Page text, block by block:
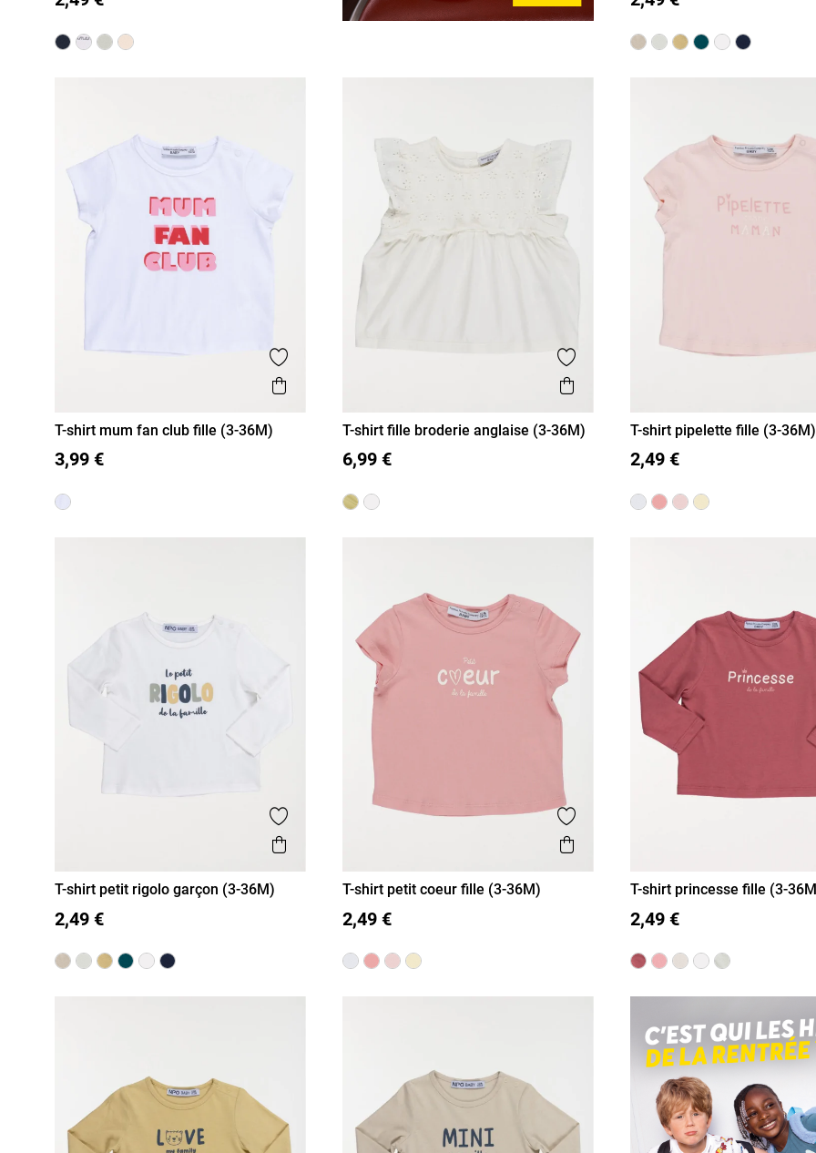
Ajouter aux favoris
Aperçu rapide
3M 6M 12M 18M 36M
T-shirt mum fan club fille (3-36M)
3,99 €
Ajouter aux favoris
Aperçu rapide
3M 6M 12M 18M 36M
T-shirt fille broderie anglaise (3-36M)
6,99 €
3M 6M 12M 18M 36M
T-shirt pipelette fille (3-36M)
2,49 €
Ajouter aux favoris
Aperçu rapide
3M 6M 12M 18M 36M
T-shirt petit rigolo garçon (3-36M)
2,49 €
Ajouter aux favoris
Aperçu rapide
3M 6M 12M 18M 36M
T-shirt petit coeur fille (3-36M)
2,49 €
3M 6M 12M 18M 36M
T-shirt princesse fille (3-
2,49 €